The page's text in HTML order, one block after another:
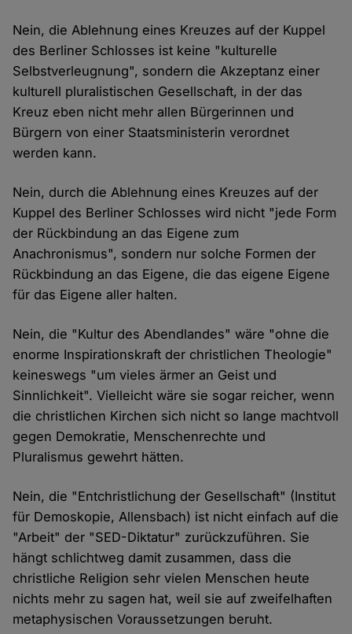
Nein, die Ablehnung eines Kreuzes auf der Kuppel
des Berliner Schlosses ist keine "kulturelle
Selbstverleugnung", sondern die Akzeptanz einer
kulturell pluralistischen Gesellschaft, in der das
Kreuz eben nicht mehr allen Bürgerinnen und
Bürgern von einer Staatsministerin verordnet
werden kann.
Nein, durch die Ablehnung eines Kreuzes auf der
Kuppel des Berliner Schlosses wird nicht "jede Form
der Rückbindung an das Eigene zum
Anachronismus", sondern nur solche Formen der
Rückbindung an das Eigene, die das eigene Eigene
für das Eigene aller halten.
Nein, die "Kultur des Abendlandes" wäre "ohne die
enorme Inspirationskraft der christlichen Theologie"
keineswegs "um vieles ärmer an Geist und
Sinnlichkeit". Vielleicht wäre sie sogar reicher, wenn
die christlichen Kirchen sich nicht so lange machtvoll
gegen Demokratie, Menschenrechte und
Pluralismus gewehrt hätten.
Nein, die "Entchristlichung der Gesellschaft" (Institut
für Demoskopie, Allensbach) ist nicht einfach auf die
"Arbeit" der "SED-Diktatur" zurückzuführen. Sie
hängt schlichtweg damit zusammen, dass die
christliche Religion sehr vielen Menschen heute
nichts mehr zu sagen hat, weil sie auf zweifelhaften
metaphysischen Voraussetzungen beruht.